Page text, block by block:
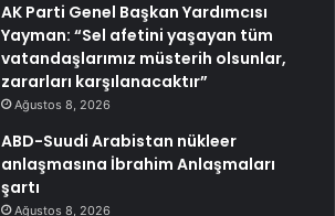
AK Parti Genel Başkan Yardımcısı
Yayman: “Sel afetini yaşayan tüm
vatandaşlarımız müsterih olsunlar,
zararları karşılanacaktır”
Ağustos 8, 2026
ABD-Suudi Arabistan nükleer
anlaşmasına İbrahim Anlaşmaları
şartı
Ağustos 8, 2026